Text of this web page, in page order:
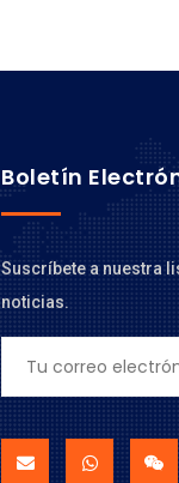
Boletín
Suscríbete a nuestra
noticias.